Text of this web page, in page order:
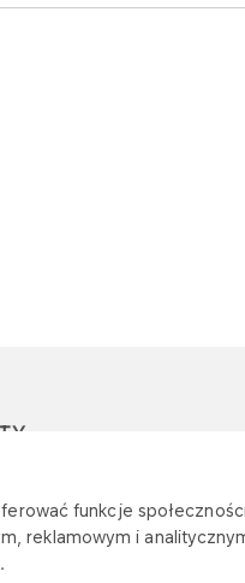
funkcje
reklamowym iDotacje